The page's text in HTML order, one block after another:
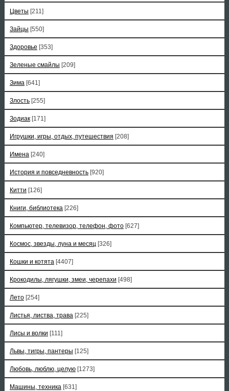
Цветы [211]
Зайцы [550]
Здоровье [353]
Зеленые смайлы [209]
Зима [641]
Злость [255]
Зодиак [171]
Игрушки, игры, отдых, путешествия [208]
Имена [240]
История и повседневность [920]
Китти [126]
Книги, библиотека [226]
Компьютер, телевизор, телефон, фото [627]
Космос, звезды, луна и месяц [326]
Кошки и котята [4407]
Крокодилы, лягушки, змеи, черепахи [498]
Лето [254]
Листья, листва, трава [225]
Лисы и волки [111]
Львы, тигры, пантеры [125]
Любовь, люблю, целую [1273]
Машины, техника [631]